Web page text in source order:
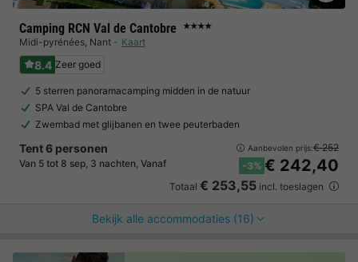
Camping RCN Val de Cantobre ★★★★
Midi-pyrénées, Nant Kaart
8.4 Zeer goed
5 sterren panoramacamping midden in de natuur
SPA Val de Cantobre
Zwembad met glijbanen en twee peuterbaden
Tent 6 personen
Van 5 tot 8 sep, 3 nachten, Vanaf
Aanbevolen prijs:€ 252
-3% € 242,40
Totaal € 253,55 incl. toeslagen
Bekijk alle accommodaties (16)